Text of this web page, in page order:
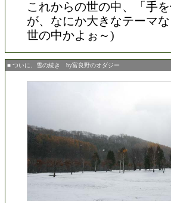
これからの世の中、「手
が、なにか大きなテーマ
世の中かよぉ～)
■ ついに、雪の続き by富良野のオダジー